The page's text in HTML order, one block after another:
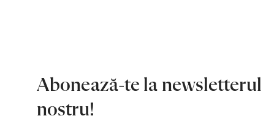
Abonează-te la newsletterul
nostru!